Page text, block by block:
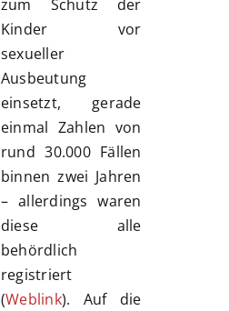
zum Schutz der
Kinder vor
sexueller
Ausbeutung
einsetzt, gerade
einmal Zahlen von
rund 30.000 Fällen
binnen zwei Jahren
– allerdings waren
diese alle
behördlich
registriert
(Weblink). Auf die